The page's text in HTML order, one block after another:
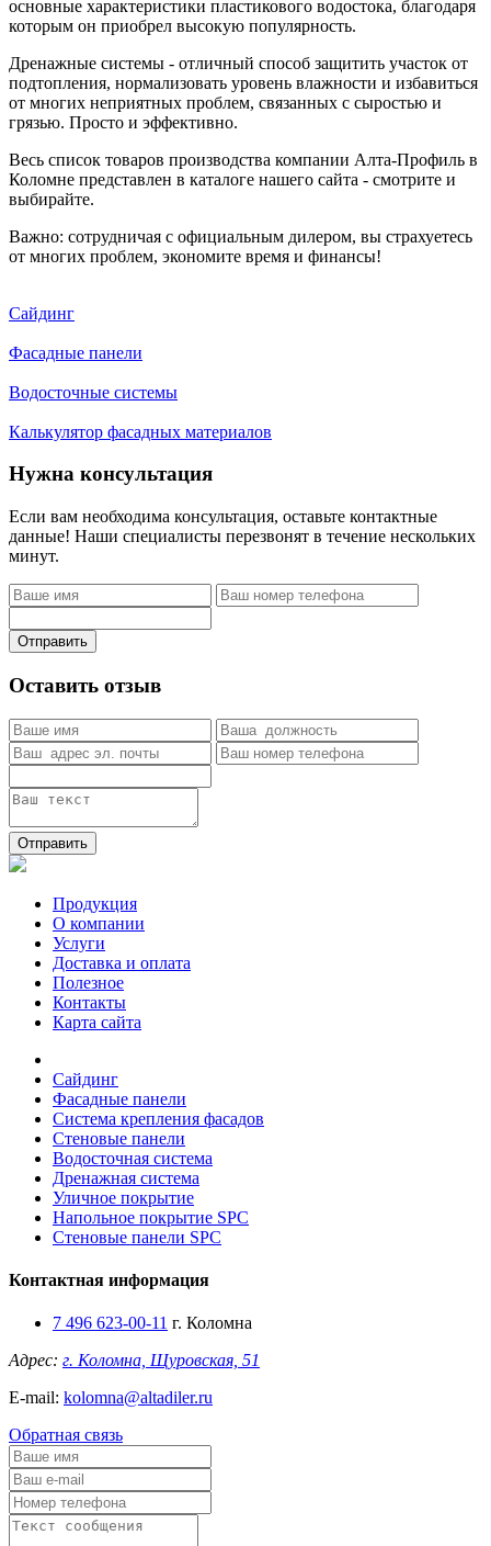
основные характеристики пластикового водостока, благодаря
которым он приобрел высокую популярность.
Дренажные системы - отличный способ защитить участок от
подтопления, нормализовать уровень влажности и избавиться
от многих неприятных проблем, связанных с сыростью и
грязью. Просто и эффективно.
Весь список товаров производства компании Алта-Профиль в
Коломне представлен в каталоге нашего сайта - смотрите и
выбирайте.
Важно: сотрудничая с официальным дилером, вы страхуетесь
от многих проблем, экономите время и финансы!
Сайдинг
Фасадные панели
Водосточные системы
Калькулятор фасадных материалов
Нужна консультация
Если вам необходима консультация, оставьте контактные
данные! Наши специалисты перезвонят в течение нескольких
минут.
Отправить
Оставить отзыв
Отправить
Продукция
О компании
Услуги
Доставка и оплата
Полезное
Контакты
Карта сайта
Сайдинг
Фасадные панели
Система крепления фасадов
Стеновые панели
Водосточная система
Дренажная система
Уличное покрытие
Напольное покрытие SPC
Стеновые панели SPC
Контактная информация
7 496 623-00-11 г. Коломна
Адрес: г. Коломна, Щуровская, 51
E-mail: kolomna@altadiler.ru
Обратная связь